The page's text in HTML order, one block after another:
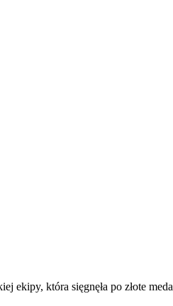
ekipy, która sięgnęła po złote